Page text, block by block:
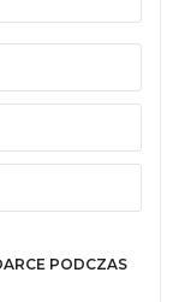
PODCZAS